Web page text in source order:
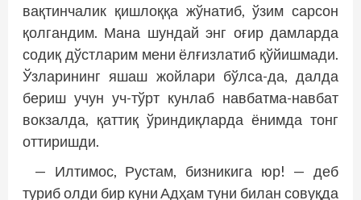
вақтинчалик қишлоққа жўнатиб, ўзим сарсон
қолгандим. Мана шундай энг оғир дамларда
содиқ дўстларим мени ёлғизлатиб қўйишмади.
Ўзларининг яшаш жойлари бўлса-да, далда
бериш учун уч-тўрт кунлаб навбатма-навбат
вокзалда, қаттиқ ўриндиқларда ёнимда тонг
оттиришди.
— Илтимос, Рустам, бизникига юр! — деб
туриб олди бир куни Адҳам туни билан совуқда